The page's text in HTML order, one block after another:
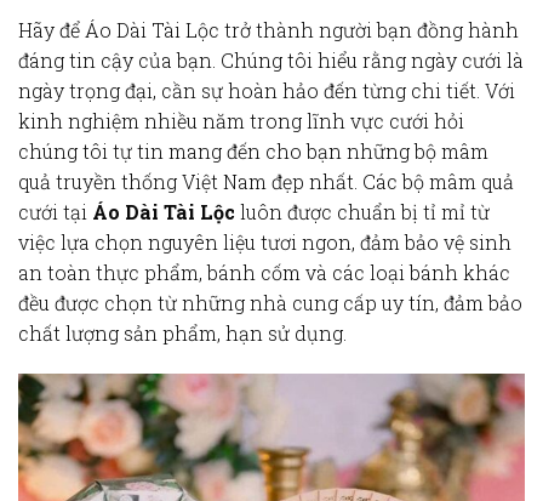
Hãy để Áo Dài Tài Lộc trở thành người bạn đồng hành
đáng tin cậy của bạn. Chúng tôi hiểu rằng ngày cưới là
ngày trọng đại, cần sự hoàn hảo đến từng chi tiết. Với
kinh nghiệm nhiều năm trong lĩnh vực cưới hỏi
chúng tôi tự tin mang đến cho bạn những bộmâm
quả truyền thống Việt Nam đẹp nhất. Các bộmâm quả
cưới tại Áo Dài Tài Lộc luôn được chuẩn bị tỉ mỉ từ
việc lựa chọn nguyên liệu tươi ngon, đảm bảo vệ sinh
an toàn thực phẩm, bánh cốm và các loại bánh khác
đều được chọn từ những nhà cung cấp uy tín, đảm bảo
chất lượng sản phẩm, hạn sử dụng